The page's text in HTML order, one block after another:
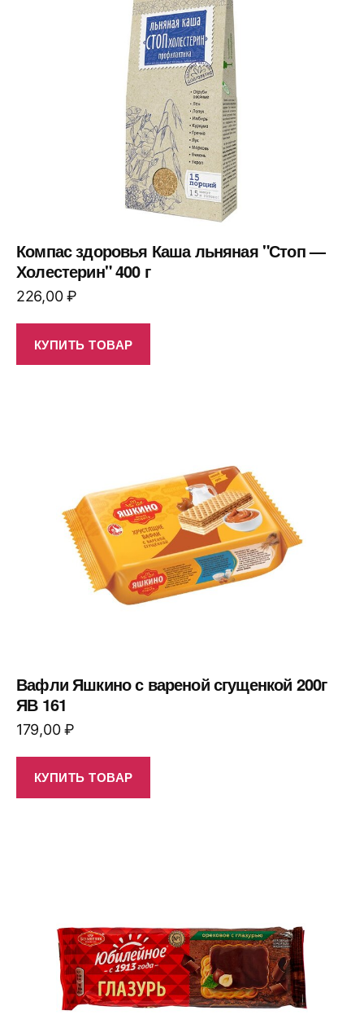
Компас здоровья Каша льняная "Стоп —
Холестерин" 400 г
226,00₽
КУПИТЬ ТОВАР
Вафли Яшкино с вареной сгущенкой 200г
ЯВ 161
179,00₽
КУПИТЬ ТОВАР